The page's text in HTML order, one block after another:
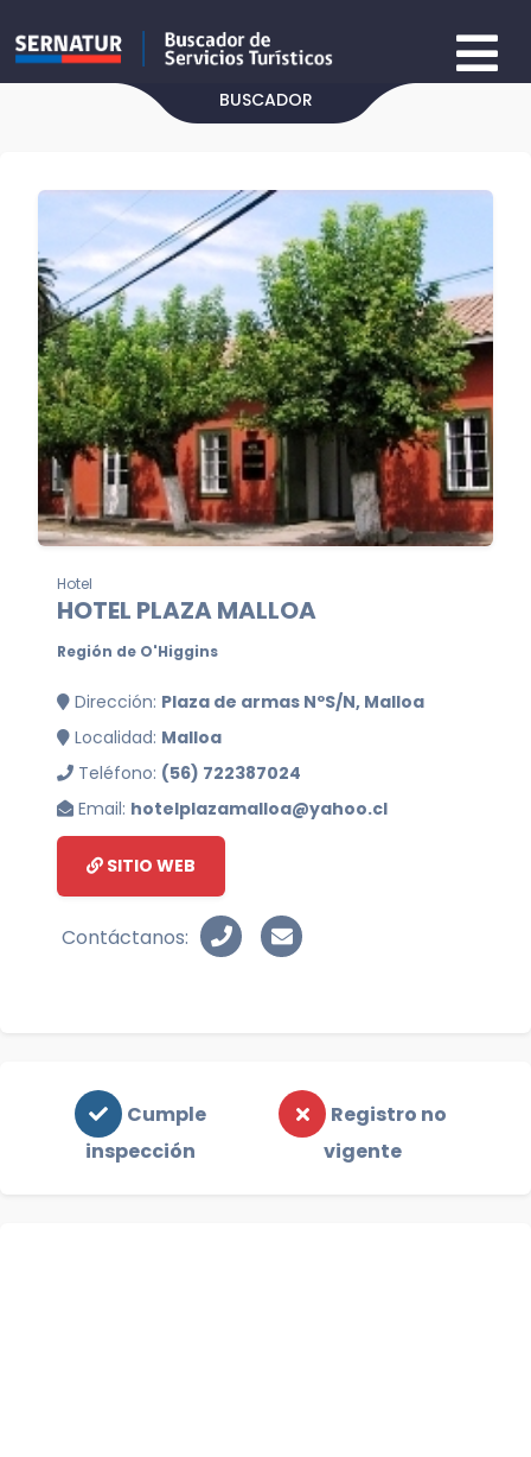
BUSCADOR
Hotel
HOTEL PLAZA MALLOA
Región de O'Higgins
Dirección: Plaza de armas NºS/N, Malloa
Localidad: Malloa
Teléfono: (56) 722387024
Email: hotelplazamalloa@yahoo.cl
SITIO WEB
Contáctanos:
Cumple
inspección
Registro no
vigente